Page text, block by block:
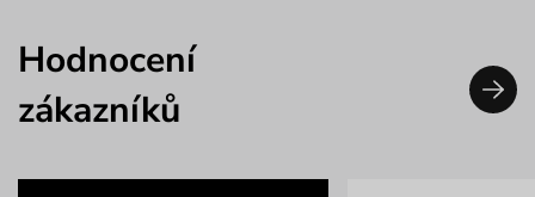
Hodnocení
zákazníků